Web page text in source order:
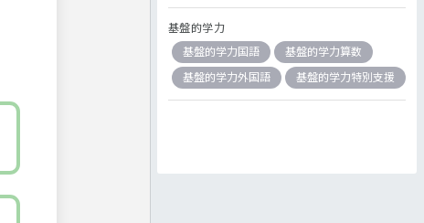
基盤的学力
基盤的学力国語
基盤的学力算数
基盤的学力外国語
基盤的学力特別支援